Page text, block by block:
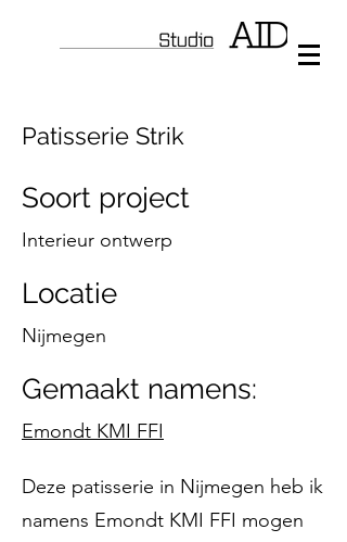
Patisserie Strik
Soort project
Interieur ontwerp
Locatie
Nijmegen
Gemaakt namens:
Emondt KMI FFI
Deze patisserie in Nijmegen heb ik
namens Emondt KMI FFI mogen